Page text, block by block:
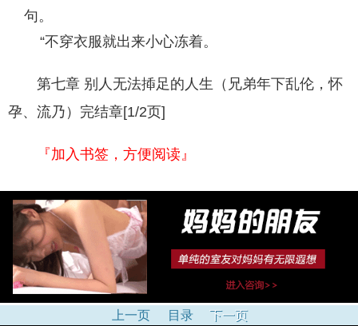
句。
“不穿衣服就出来小心冻着。
第七章 别人无法揷足的人生（兄弟年下乱伦，怀
孕、流乃）完结章[1/2页]
『加入书签，方便阅读』
上一页 目录 下一页